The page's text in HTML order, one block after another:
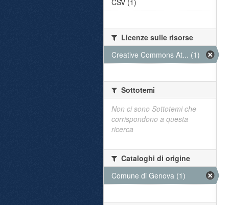
CSV (1)
Licenze sulle risorse
Creative Commons At... (1)
Sottotemi
Non ci sono Sottotemi che
corrispondono a questa
ricerca
Cataloghi di origine
Comune di Genova (1)